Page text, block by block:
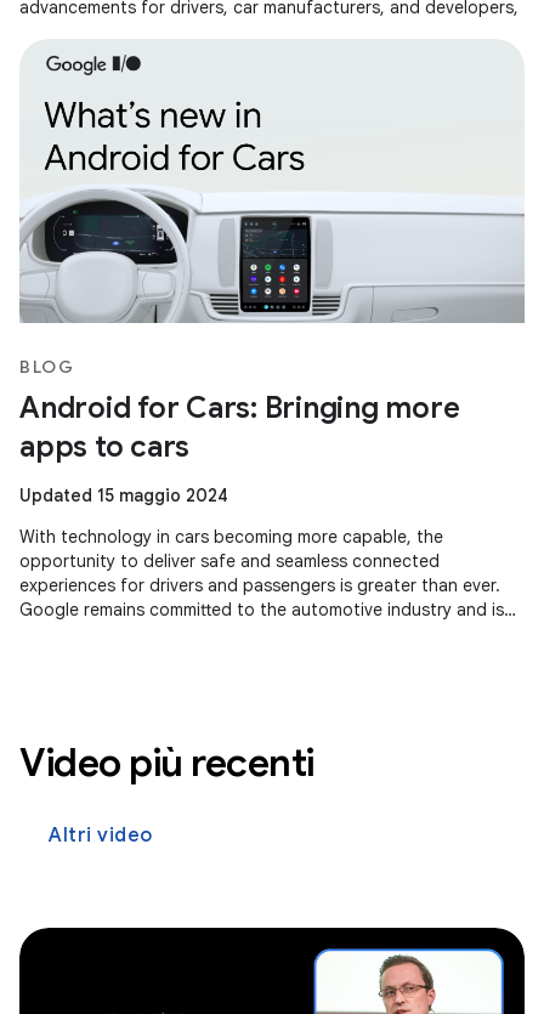
advancements for drivers, car manufacturers, and developers,
BLOG
Android for Cars: Bringing more
apps to cars
Updated 15 maggio 2024
With technology in cars becoming more capable, the
opportunity to deliver safe and seamless connected
experiences for drivers and passengers is greater than ever.
Google remains committed to the automotive industry and is
Video più recenti
Altri video